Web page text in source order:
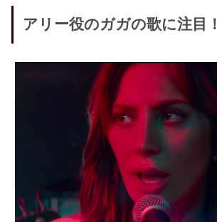
アリー役のガガの歌に注目！